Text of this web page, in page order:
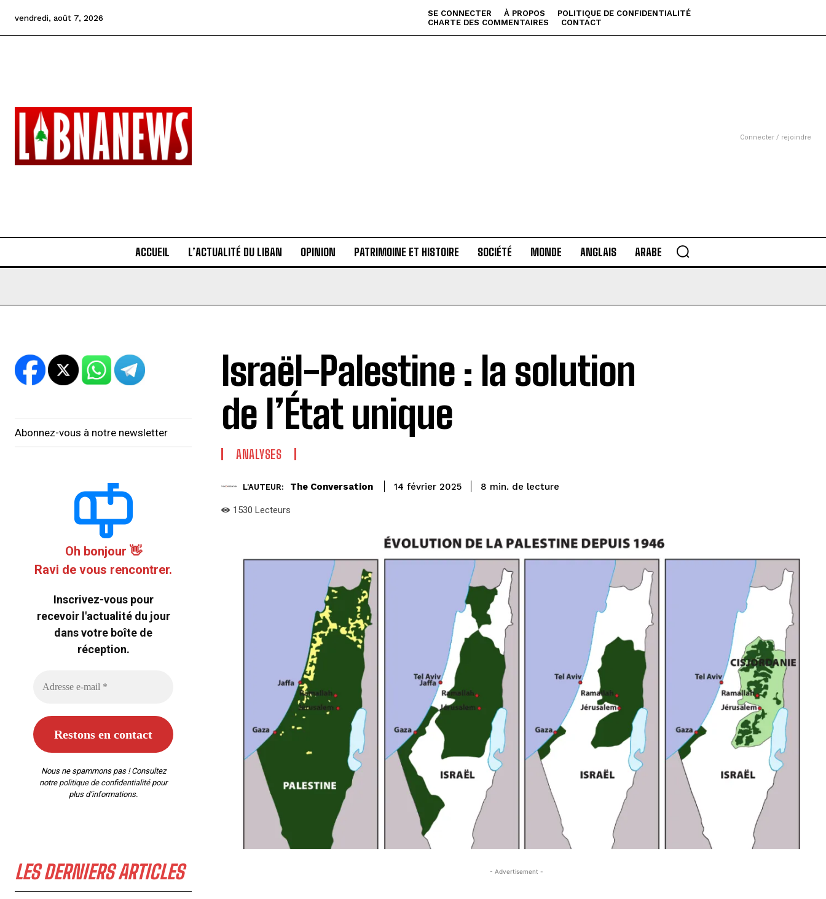
vendredi, août 7, 2026 SE CONNECTER À PROPOS
POLITIQUE DE CONFIDENTIALITÉ
CHARTE DES COMMENTAIRES
CONTACT
Connecter / rejoindre
ACCUEIL L’ACTUALITÉ DU LIBAN OPINION PATRIMOINE ET HISTOIRE SOCIÉTÉ MONDE ANGLAIS ARABE
Abonnez-vous à notre newsletter
Oh bonjour 👋
Ravi de vous rencontrer.
Inscrivez-vous pour
recevoir l'actualité du jour
dans votre boîte de
réception.
Nous ne spammons pas ! Consultez
notre politique de confidentialitépour
plus d’informations.
LES DERNIERS ARTICLES
Israël-Palestine : la solution
de l’État unique
ANALYSES
L'AUTEUR: The Conversation 14 février 2025 8 min. de lecture
1530 Lecteurs
- Advertisement -